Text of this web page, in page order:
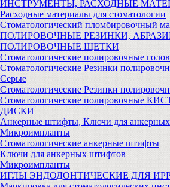
ИНСТРУМЕНТЫ, РАСХОДНЫЕ
Расходные материалы для стоматологии
Стоматологический пломбировочный
ПОЛИРОВОЧНЫЕ РЕЗИНКИ,
ПОЛИРОВОЧНЫЕ ЩЕТКИ
Стоматологические полировочные
Стоматологические Резинки
Серые
Стоматологические Резинки
Стоматологические полировочные
ДИСКИ
Анкерные штифты, Ключи для
Микроимпланты
Стоматологические анкерные штифты
Ключи для анкерных штифтов
Микроимпланты
ИГЛЫ ЭНДОДОНТИЧЕСКИЕ ДЛЯ